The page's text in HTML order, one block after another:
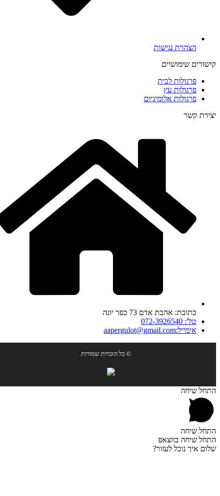
הצהרת נגישות
קישורים שימושיים
פרגולות לבית
פרגולות עץ
פרגולות אלומיניום
יצירת קשר
כתובת: אהבת אדם 73 כפר יונה
טל': 072-3926540
אימייל:aapergulot@gmail.com
© כל הזכויות שמורות
התחל שיחה
התחל שיחה
התחל שיחה בווצאפ
שלום איך נוכל לעזור?